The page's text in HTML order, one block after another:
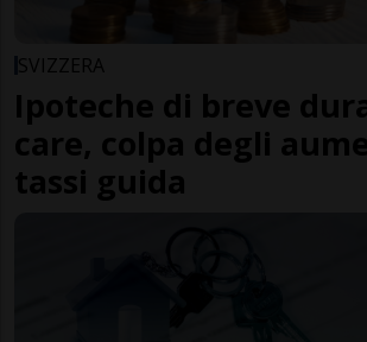
SVIZZERA
Ipoteche di breve
care, colpa degli
tassi guida